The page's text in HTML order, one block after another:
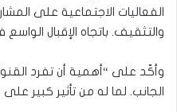
الفعاليات الاجتماعية على
والتثقيف. باتجاه الإقبال الواسع
وأكّد على “أهمية أن تفرد
الجانب. لما له من تأثير كبير